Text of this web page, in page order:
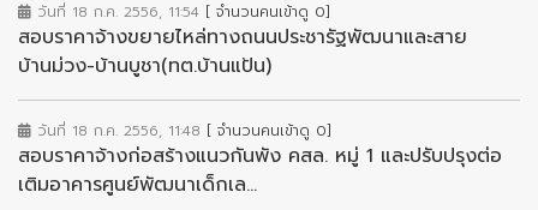
วันที่ 18 ก.ค. 2556, 11:54 [ จำนวนคนเข้าดู 0]
สอบราคาจ้างขยายไหล่ทางถนนประชารัฐพัฒนาและสาย
บ้านม่วง-บ้านบูชา(ทต.บ้านแป้น)
วันที่ 18 ก.ค. 2556, 11:48 [ จำนวนคนเข้าดู 0]
สอบราคาจ้างก่อสร้างแนวกันพัง คสล. หมู่ 1 และปรับปรุงต่อ
เติมอาคารศูนย์พัฒนาเด็กเล...